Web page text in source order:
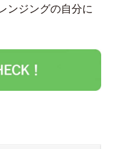
ンジングの自分に